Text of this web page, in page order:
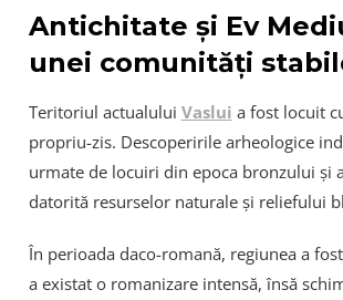
Antichitate și Ev
unei comunități
Teritoriul actualului Vaslui a fost locuit
propriu-zis. Descoperirile arheologice
urmate de locuiri din epoca bronzului și
datorită resurselor naturale și reliefului
În perioada daco-romană, regiunea a
a existat o romanizare intensă, însă